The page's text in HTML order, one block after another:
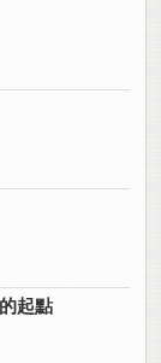
起點